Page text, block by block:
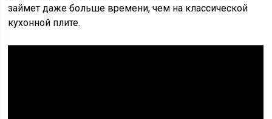
займет даже больше времени, чем на классической
кухонной плите.